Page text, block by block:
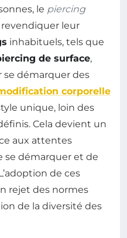
le piercing
leur
inhabituels, tels que
de surface,
se démarquer des
corporelle
unique, loin des
Cela devient un
aux attentes
se démarquer et de
de ces
rejet des normes
de la diversité des